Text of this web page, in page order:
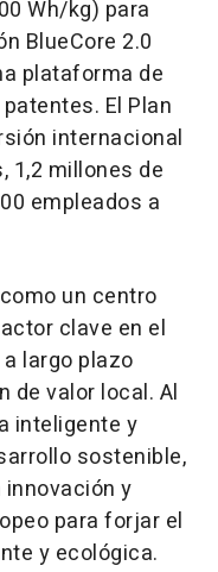
Wh/kg) para
BlueCore 2.0
plataforma de
El Plan
internacional
1,2 millones de
empleados a
un centro
clave en el
largo plazo
de valor local. Al
inteligente y
sostenible,
y
para forjar el
y ecológica.